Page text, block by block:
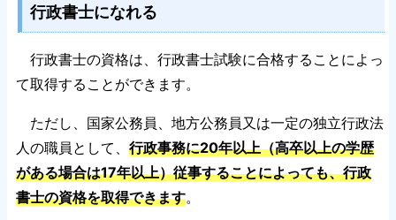
行政書士になれる
行政書士の資格は、行政書士試験に合格することによっ
て取得することができます。
ただし、国家公務員、地方公務員又は一定の独立行政法
人の職員として、 行政事務に20年以上（高卒以上の学歴
がある場合は17年以上）従事することによっても、行政
書士の資格を取得できます。